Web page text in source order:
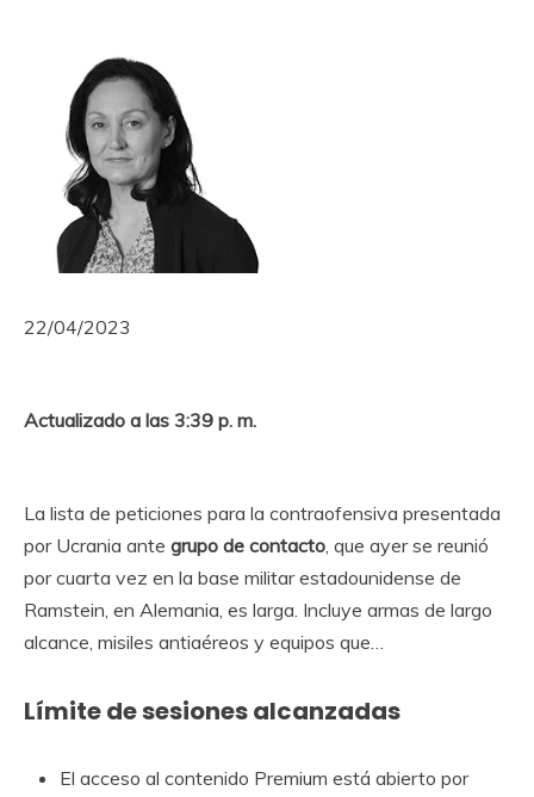
22/04/2023
Actualizado a las 3:39 p. m.
La lista de peticiones para la contraofensiva presentada
por Ucrania ante grupo de contacto, que ayer se reunió
por cuarta vez en la base militar estadounidense de
Ramstein, en Alemania, es larga. Incluye armas de largo
alcance, misiles antiaéreos y equipos que…
Límite de sesiones alcanzadas
El acceso al contenido Premium está abierto por